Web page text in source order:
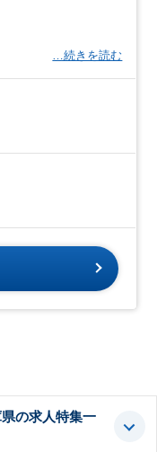
…続きを読む
の求人特集一